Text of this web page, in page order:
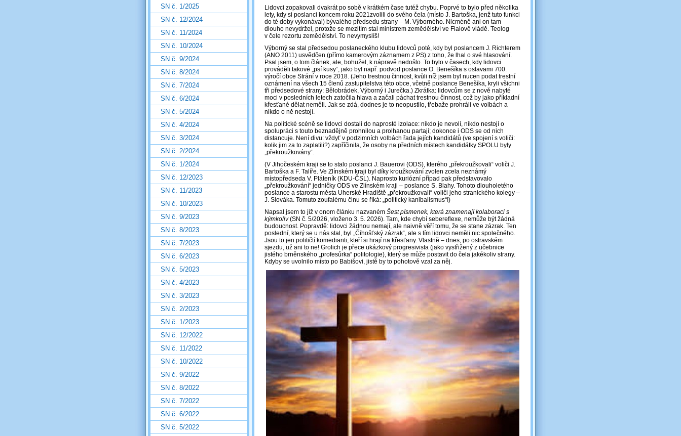
Lidovci zopakovali dvakrát po sobě v krátkém čase tutéž chybu. Poprvé to bylo před několika
lety, kdy si poslanci koncem roku 2021zvolili do svého čela (místo J. Bartoška, jenž tuto funkci
do té doby vykonával) bývalého předsedu strany ‒ M. Výborného. Nicméně ani on tam
dlouho nevydržel, protože se mezitím stal ministrem zemědělství ve Fialově vládě. Teolog
v čele rezortu zemědělství. To nevymyslíš!
Výborný se stal předsedou poslaneckého klubu lidovců poté, kdy byl poslancem J. Richterem
(ANO 2011) usvědčen (přímo kamerovým záznamem z PS) z toho, že lhal o své hlasování.
Psal jsem, o tom článek, ale, bohužel, k nápravě nedošlo. To bylo v časech, kdy lidovci
prováděli takové „psí kusy“, jako byl např. podvod poslance O. Benešíka s oslavami 700.
výročí obce Strání v roce 2018. (Jeho trestnou činnost, kvůli níž jsem byl nucen podat trestní
oznámení na všech 15 členů zastupitelstva této obce, včetně poslance Benešíka, kryli všichni
tři předsedové strany: Bělobrádek, Výborný i Jurečka.) Zkrátka: lidovcům se z nově nabyté
moci v posledních letech zatočila hlava a začali páchat trestnou činnost, což by jako příkladní
křesťané dělat neměli. Jak se zdá, dodnes je to neopustilo, třebaže prohráli ve volbách a
nikdo o ně nestojí.
Na politické scéně se lidovci dostali do naprosté izolace: nikdo je nevolí, nikdo nestojí o
spolupráci s touto beznadějně prohnilou a prolhanou partají; dokonce i ODS se od nich
distancuje. Není divu: vždyť v podzimních volbách řada jejích kandidátů (ve spojení s voliči:
kolik jim za to zaplatili?) zapříčinila, že osoby na předních místech kandidátky SPOLU byly
„překroužkovány“.
(V Jihočeském kraji se to stalo poslanci J. Bauerovi (ODS), kterého „překroužkovali“ voliči J.
Bartoška a F. Talíře. Ve Zlínském kraji byl díky kroužkování zvolen zcela neznámý
místopředseda V. Pláteník (KDU-ČSL). Naprosto kuriózní případ pak představovalo
„překroužkování“ jedničky ODS ve Zlínském kraji – poslance S. Blahy. Tohoto dlouholetého
poslance a starostu města Uherské Hradiště „překroužkovali“ voliči jeho stranického kolegy –
J. Slováka. Tomuto zoufalému činu se říká: „politický kanibalismus“!)
Napsal jsem to již v onom článku nazvaném Šest písmenek, která znamenají kolaboraci s
kýmkoliv(SN č. 5/2026, vloženo 3. 5. 2026). Tam, kde chybí sebereflexe, nemůže být žádná
budoucnost. Popravdě: lidovci žádnou nemají, ale naivně věří tomu, že se stane zázrak. Ten
poslední, který se u nás stal, byl „Číhošťský zázrak“, ale s tím lidovci neměli nic společného.
Jsou to jen političtí komedianti, kteří si hrají na křesťany. Vlastně ‒ dnes, po ostravském
sjezdu, už ani to ne! Grolich je přece ukázkový progresivista (jako vystřižený z učebnice
jistého brněnského „profesůrka“ politologie), který se může postavit do čela jakékoliv strany.
Kdyby se uvolnilo místo po Babišovi, jistě by to pohotově vzal za něj.
SN č. 1/2025
SN č. 12/2024
SN č. 11/2024
SN č. 10/2024
SN č. 9/2024
SN č. 8/2024
SN č. 7/2024
SN č. 6/2024
SN č. 5/2024
SN č. 4/2024
SN č. 3/2024
SN č. 2/2024
SN č. 1/2024
SN č. 12/2023
SN č. 11/2023
SN č. 10/2023
SN č. 9/2023
SN č. 8/2023
SN č. 7/2023
SN č. 6/2023
SN č. 5/2023
SN č. 4/2023
SN č. 3/2023
SN č. 2/2023
SN č. 1/2023
SN č. 12/2022
SN č. 11/2022
SN č. 10/2022
SN č. 9/2022
SN č. 8/2022
SN č. 7/2022
SN č. 6/2022
SN č. 5/2022